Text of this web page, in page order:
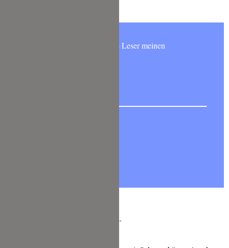
Möchtest Du wie 6000 andere Leser meinen
Lass es Dir schmecken, Deine Tina.